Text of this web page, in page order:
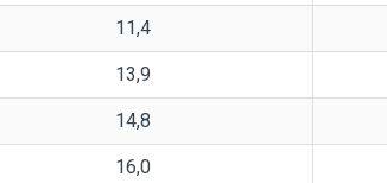
11,4
13,9
14,8
16,0